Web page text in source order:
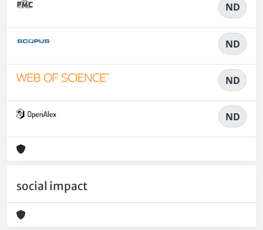
ND
ND
ND
ND
social impact